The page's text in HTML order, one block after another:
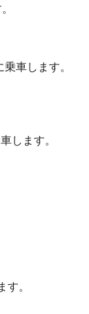
車します。
します。
。